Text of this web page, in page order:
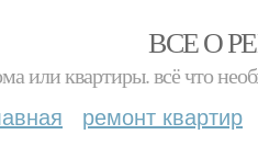
ВСЕ О
или квартиры. всё что
ремонт квартир